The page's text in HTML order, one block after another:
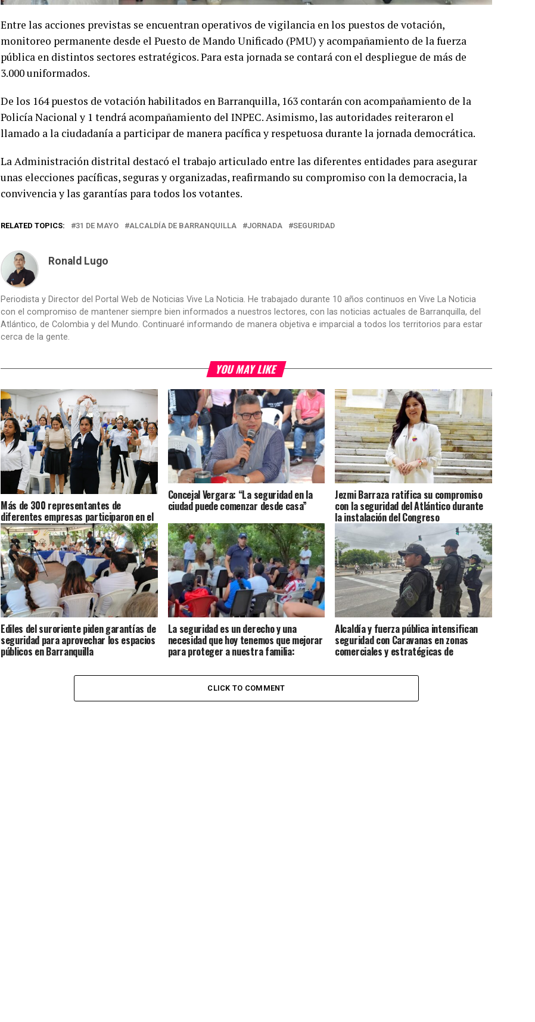
Entre las acciones previstas se encuentran operativos de vigilancia en los puestos de votación,
monitoreo permanente desde el Puesto de Mando Unificado (PMU) y acompañamiento de la fuerza
pública en distintos sectores estratégicos. Para esta jornada se contará con el despliegue de más de
3.000 uniformados.
De los 164 puestos de votación habilitados en Barranquilla, 163 contarán con acompañamiento de la
Policía Nacional y 1 tendrá acompañamiento del INPEC. Asimismo, las autoridades reiteraron el
llamado a la ciudadanía a participar de manera pacífica y respetuosa durante la jornada democrática.
La Administración distrital destacó el trabajo articulado entre las diferentes entidades para asegurar
unas elecciones pacíficas, seguras y organizadas, reafirmando su compromiso con la democracia, la
convivencia y las garantías para todos los votantes.
RELATED TOPICS: 31 DE MAYO ALCALDÍA DE BARRANQUILLA JORNADA SEGURIDAD
Ronald Lugo
Periodista y Director del Portal Web de Noticias Vive La Noticia. He trabajado durante 10 años continuos en Vive La Noticia
con el compromiso de mantener siempre bien informados a nuestros lectores, con las noticias actuales de Barranquilla, del
Atlántico, de Colombia y del Mundo. Continuaré informando de manera objetiva e imparcial a todos los territorios para estar
cerca de la gente.
YOU MAY LIKE
Más de 300 representantes de
diferentes empresas participaron en el
4.º Congreso de Seguridad y Salud en el
Trabajo en Soledad
Concejal Vergara: “La seguridad en la
ciudad puede comenzar desde casa”
Jezmi Barraza ratifica su compromiso
con la seguridad del Atlántico durante
la instalación del Congreso
Ediles del suroriente piden garantías de
seguridad para aprovechar los espacios
públicos en Barranquilla
La seguridad es un derecho y una
necesidad que hoy tenemos que mejorar
para proteger a nuestra familia:
Alcaldía y fuerza pública intensifican
seguridad con Caravanas en zonas
comerciales y estratégicas de
CLICK TO COMMENT